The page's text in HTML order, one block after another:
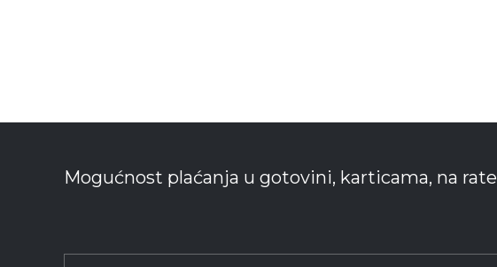
Mogućnost plaćanja u gotovini, karticama, na